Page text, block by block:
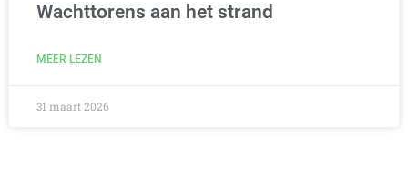
Wachttorens aan het strand
MEER LEZEN
31 maart 2026